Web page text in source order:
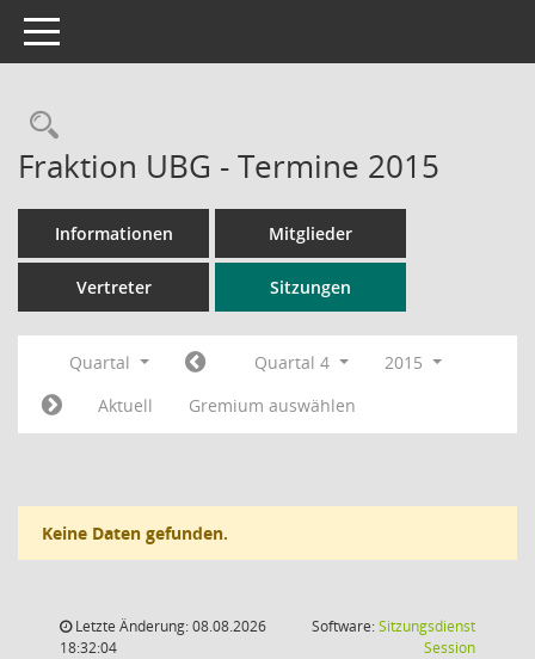
Toggle navigation
Rechercheauswahl
Fraktion UBG - Termine 2015
Informationen Mitglieder
Vertreter Sitzungen
Quartal Quartal 4
2015
Aktuell
Gremium auswählen
Keine Daten gefunden.
Letzte Änderung: 08.08.2026
18:32:04
Software:Sitzungsdienst
Session(Wird in